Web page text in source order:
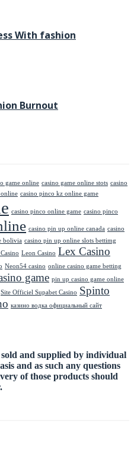
With fashion
Burnout
game online casino game online stots casino
online casino pinco kz online game
casino pinco online game casino pinco
casino pin up online canada casino
bolivia casino pin up online slots bettimg
Leon Casino Lex Casino
Neon54 casino online casino game betting
game pin up casino game online
Site Officiel Supabet Casino Spinto
казино водка официальный сайт
and supplied by individual
and as such any questions
of those products should